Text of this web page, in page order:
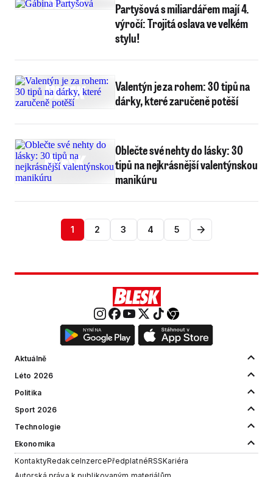
Partyšová s miliardářem mají 4.
výročí: Trojitá oslava ve velkém
stylu!
Valentýn je za rohem: 30 tipů na
dárky, které zaručeně potěší
Oblečte své nehty do lásky: 30
tipů na nejkrásnější valentýnskou
manikúru
1 2 3 4 5
Aktuálně
Léto 2026
Politika
Sport 2026
Technologie
Ekonomika
KontaktyRedakceInzercePředplatnéRSSKariéra